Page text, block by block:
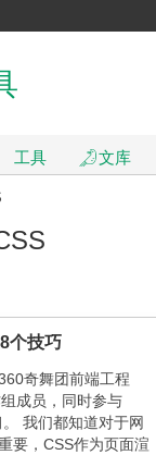
工具 文库
个技巧
奇舞团前端工程
成员，同时参与
我们都知道对于网
要，CSS作为页面渲